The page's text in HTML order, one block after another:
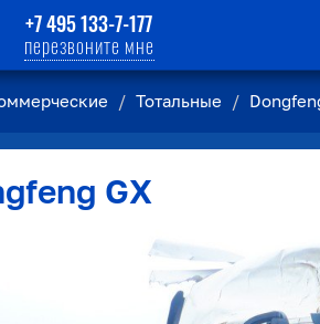
+7 495 133-7-177
перезвоните мне
Тотальные
GX